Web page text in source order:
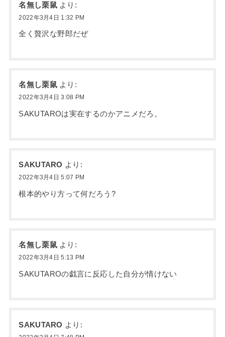
名無し栗鼠 より:
2022年3月4日 1:32 PM
全く贅沢な野郎だぜ
名無し栗鼠 より:
2022年3月4日 3:08 PM
SAKUTAROは実在するのかアニメだろ。
SAKUTARO より:
2022年3月4日 5:07 PM
根本的やり方って何だろう?
名無し栗鼠 より:
2022年3月4日 5:13 PM
SAKUTAROの戯言に反応した自分が情けない
SAKUTARO より: